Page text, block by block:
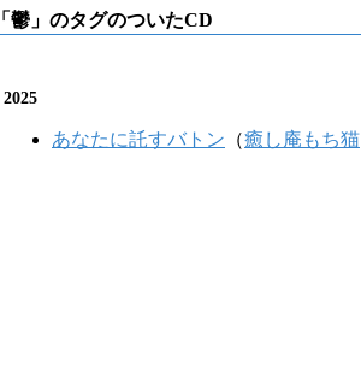
「 鬱 」のタグのついたCD
2025
あなたに託すバトン （癒し庵もち猫